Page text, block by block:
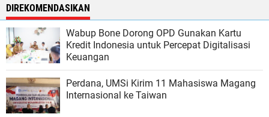
DIREKOMENDASIKAN
Wabup Bone Dorong OPD Gunakan Kartu
Kredit Indonesia untuk Percepat Digitalisasi
Keuangan
Perdana, UMSi Kirim 11 Mahasiswa Magang
Internasional ke Taiwan